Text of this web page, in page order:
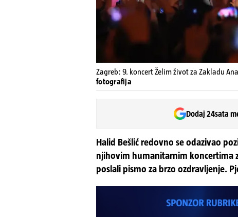
Zagreb: 9. koncert Želim život za Zakladu
fotografija
Dodaj 24sata
Halid Bešlić redovno se odazivao
njihovim humanitarnim koncertima
poslali pismo za brzo ozdravljenje.